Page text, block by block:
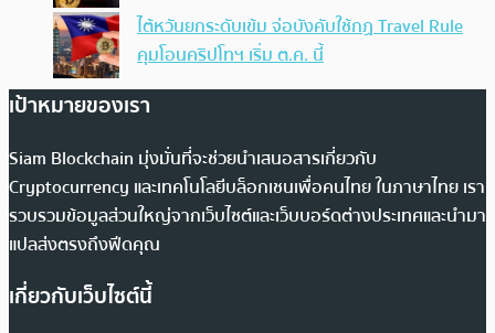
ไต้หวันยกระดับเข้ม จ่อบังคับใช้กฏ Travel Rule
คุมโอนคริปโทฯ เริ่ม ต.ค. นี้
เป้าหมายของเรา
Siam Blockchain มุ่งมั่นที่จะช่วยนำเสนอสารเกี่ยวกับ
Cryptocurrency และเทคโนโลยีบล็อกเชนเพื่อคนไทย ในภาษาไทย เรา
รวบรวมข้อมูลส่วนใหญ่จากเว็บไซต์และเว็บบอร์ดต่างประเทศและนำมา
แปลส่งตรงถึงฟีดคุณ
เกี่ยวกับเว็บไซต์นี้